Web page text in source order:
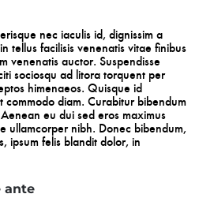
nec iaculis id, dignissim a
tellus facilisis venenatis vitae finibus
venenatis auctor. Suspendisse
sociosqu ad litora torquent per
himenaeos. Quisque id
commodo diam. Curabitur bibendum
eu dui sed eros maximus
ullamcorper nibh. Donec bibendum,
ipsum felis blandit dolor, in
ante